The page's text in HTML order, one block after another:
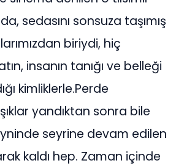
sedasını sonsuza taşımış
biriydi, hiç
insanın tanığı ve belleği
kimliklerle.Perde
yandıktan sonra bile
seyrine devam edilen
kaldı hep. Zaman içinde